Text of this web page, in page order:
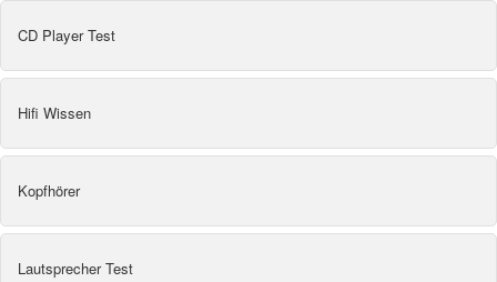
CD Player Test
Hifi Wissen
Kopfhörer
Lautsprecher Test